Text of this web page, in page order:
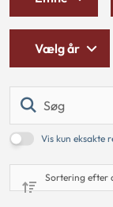
Vis kun eksakte
Vælg år